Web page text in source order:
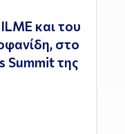
και του
στο
Summit της